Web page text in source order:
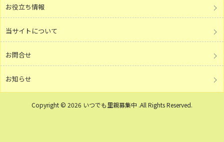
お役立ち情報
当サイトについて
お問合せ
お知らせ
Copyright © 2026 いつでも里親募集中 .All Rights Reserved.